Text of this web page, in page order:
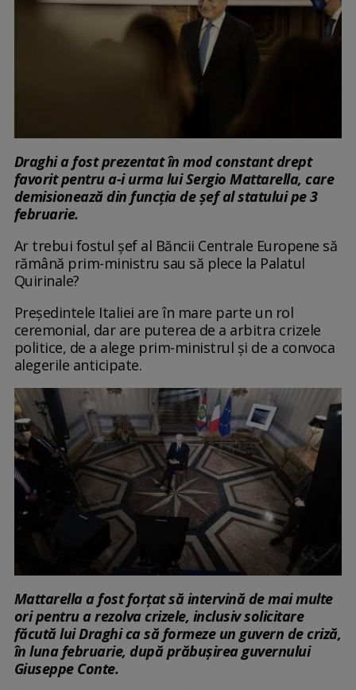
Draghi a fost prezentat în mod constant drept
favorit pentru a-i urma lui Sergio Mattarella, care
demisionează din funcția de șef al statului pe 3
februarie.
Ar trebui fostul șef al Băncii Centrale Europene să
rămână prim-ministru sau să plece la Palatul
Quirinale?
Președintele Italiei are în mare parte un rol
ceremonial, dar are puterea de a arbitra crizele
politice, de a alege prim-ministrul și de a convoca
alegerile anticipate.
Mattarella a fost forțat să intervină de mai multe
ori pentru a rezolva crizele, inclusiv solicitare
făcută lui Draghi ca să formeze un guvern de criză,
în luna februarie, după prăbușirea guvernului
Giuseppe Conte.